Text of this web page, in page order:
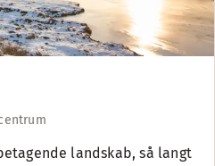
landskab, så langt